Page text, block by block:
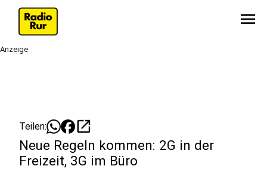
menu
Anzeige
Teilen: open_in_new
Neue Regeln kommen: 2G in der
Freizeit, 3G im Büro